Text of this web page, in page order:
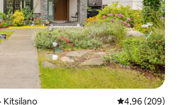
Kitsilano Note
4,96 (209)